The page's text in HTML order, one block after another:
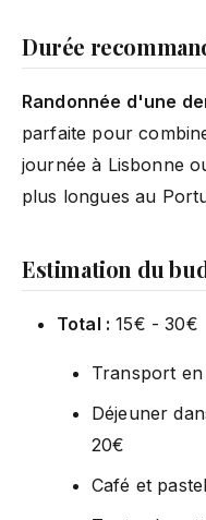
Durée
Randonnée d'une
parfaite pour
journée à Lisbonne
plus longues au
Estimation du
Total : 15€ - 30€
Transport
Déjeuner
20€
Café et